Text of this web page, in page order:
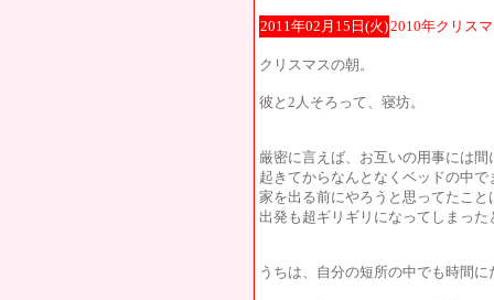
2011年02月15日(火)2010年クリス
クリスマスの朝。
彼と2人そろって、寝坊。
厳密に言えば、お互いの用事には
起きてからなんとなくベッドの中
家を出る前にやろうと思ってたこ
出発も超ギリギリになってしまった
うちは、自分の短所の中でも時間